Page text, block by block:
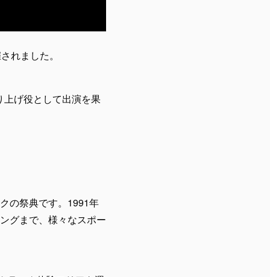
れました。
げ役として出演を果
の祭典です。1991年
グまで、様々なスポー